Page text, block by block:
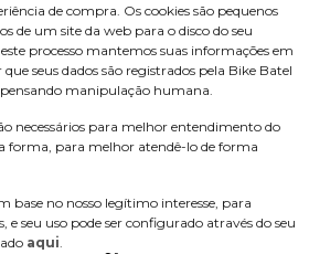
de compra. Os cookies são pequenos
de um site da web para o disco do seu
processo mantemos suas informações em
seus dados são registrados pela Bike Batel
manipulação humana.
necessários para melhor entendimento do
forma, para melhor atendê-lo de forma
base no nosso legítimo interesse, para
e seu uso pode ser configurado através do seu
aqui